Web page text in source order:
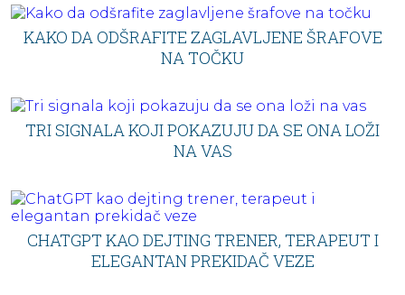
KAKO DA ODŠRAFITE ZAGLAVLJENE ŠRAFOVE
NA TOČKU
TRI SIGNALA KOJI POKAZUJU DA SE ONA LOŽI
NA VAS
CHATGPT KAO DEJTING TRENER, TERAPEUT I
ELEGANTAN PREKIDAČ VEZE